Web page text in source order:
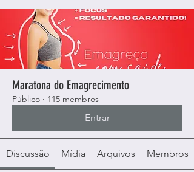
Maratona do Emagrecimento
Público · 115 membros
Entrar
Discussão Mídia Arquivos Membros